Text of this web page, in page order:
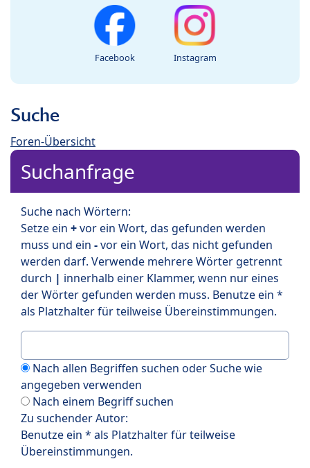
Facebook Instagram
Suche
Foren-Übersicht
Suchanfrage
Suche nach Wörtern:
Setze ein +vor ein Wort, das gefunden werden
muss und ein -vor ein Wort, das nicht gefunden
werden darf. Verwende mehrere Wörter getrennt
durch | innerhalb einer Klammer, wenn nur eines
der Wörter gefunden werden muss. Benutze ein *
als Platzhalter für teilweise Übereinstimmungen.
Nach allen Begriffen suchen oder Suche wie
angegeben verwenden
Nach einem Begriff suchen
Zu suchender Autor:
Benutze ein * als Platzhalter für teilweise
Übereinstimmungen.